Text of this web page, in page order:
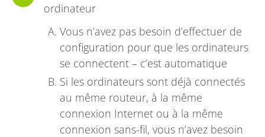
ordinateur
Vous n’avez pas besoin d’effectuer de
configuration pour que les ordinateurs
se connectent – c’est automatique
Si les ordinateurs sont déjà connectés
au même routeur, à la même
connexion Internet ou à la même
connexion sans-fil, vous n’avez besoin